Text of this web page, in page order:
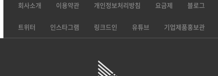
회사소개 이용약관 개인정보처리방침 요금제 블로그
트위터 인스타그램 링크드인 유튜브 기업제품홍보관